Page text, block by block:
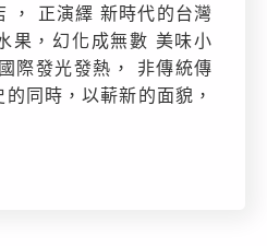
， 正演繹 新時代的台灣
果，幻化成無數 美味小
際發光發熱， 非傳統傳
同時，以蔪新的面貌，